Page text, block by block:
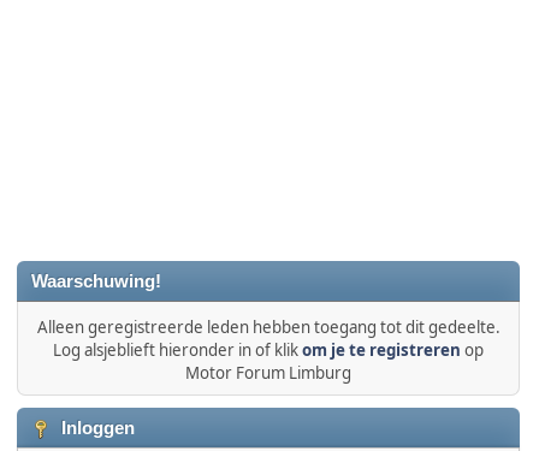
Waarschuwing!
Alleen geregistreerde leden hebben toegang tot dit gedeelte.
Log alsjeblieft hieronder in of klikom je te registreren op
Motor Forum Limburg
Inloggen